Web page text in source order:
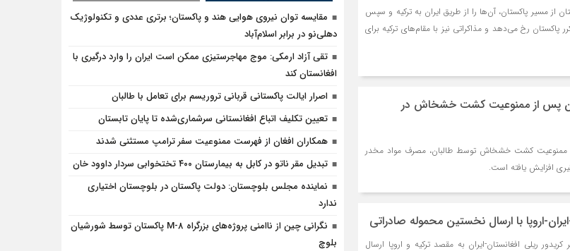
از مسیر پاکستان، آن‌ها را از طریق ایران به ترکیه و سپس
پاکستان رخ می‌دهد و مذاکراتی نیز با مقام‌های ترکیه برای
پس از ممنوعیت کشت خشخاش در
ممنوعیت کشت خشخاش توسط طالبان، مصرف مواد مخدر
افزایش یافته است.
اروپا با ارسال نخستین محموله صادراتی
ریلی افغانستان-ایران به مقصد ترکیه و اروپا ارسال
مقایسه توان نیروی هوایی هند و پاکستان؛ برتری عددی و تکنولوژیک
دهلی‌نو در برابر اسلام‌آباد
تقی آزاد ارمکی: موج مهاجرستیزی ممکن است ایران را وارد درگیری با
افغانستان کند
اصرار ایالت پاکستانی قربانی تروریسم برای تعامل با طالبان
تعیین تکلیف اتباع افغانستانی سرشماری‌شده تا پایان تابستان
همکاران افغان از فهرست ممنوعیت سفر ترامپ مستثنی شدند
تبدیل مقر ناتو در کابل به بیمارستان ۴۰۰ تختخوابی سردار داوود خان
نماینده مجلس بلوچستان: دولت پاکستان در بلوچستان اختیاری
ندارد
نگرانی چین از ناامنی پروژه‌های بزرگراه M-8 پاکستان توسط شورشیان
بلوچ